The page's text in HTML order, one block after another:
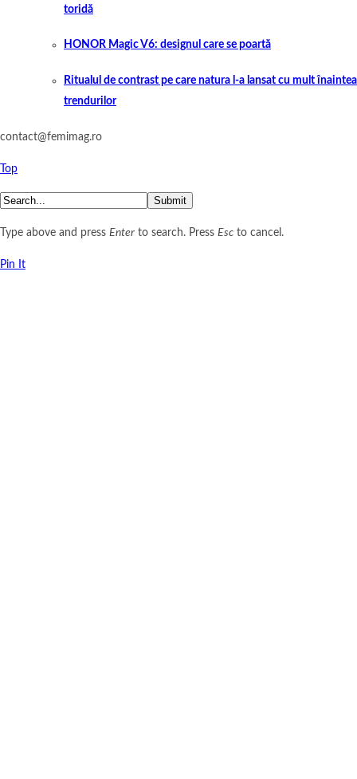
toridă
HONOR Magic V6: designul care se poartă
Ritualul de contrast pe care natura l-a lansat cu mult înaintea
trendurilor
contact@femimag.ro
Top
Submit
Type above and press Enter to search. Press Esc to cancel.
Pin It